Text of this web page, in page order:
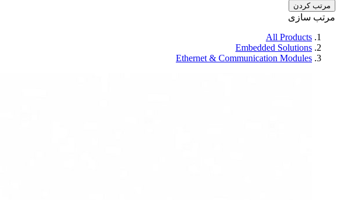
مرتب کردن
مرتب سازی
All Products
Embedded Solutions
Ethernet & Communication Modules